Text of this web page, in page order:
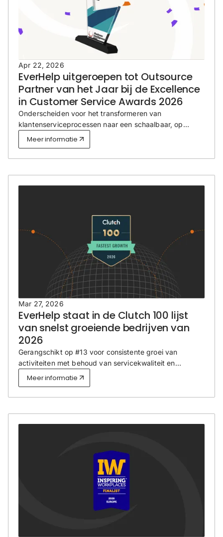
Apr 22, 2026
EverHelp uitgeroepen tot Outsource
Partner van het Jaar bij de Excellence
in Customer Service Awards 2026
Onderscheiden voor het transformeren van
klantenserviceprocessen naar een schaalbaar, op
automatisering gericht systeem zonder concessies aan
de servicekwaliteit.
Meer informatie
Mar 27, 2026
EverHelp staat in de Clutch 100 lijst
van snelst groeiende bedrijven van
2026
Gerangschikt op #13 voor consistente groei van
activiteiten met behoud van servicekwaliteit en
langdurige klantrelaties.
Meer informatie